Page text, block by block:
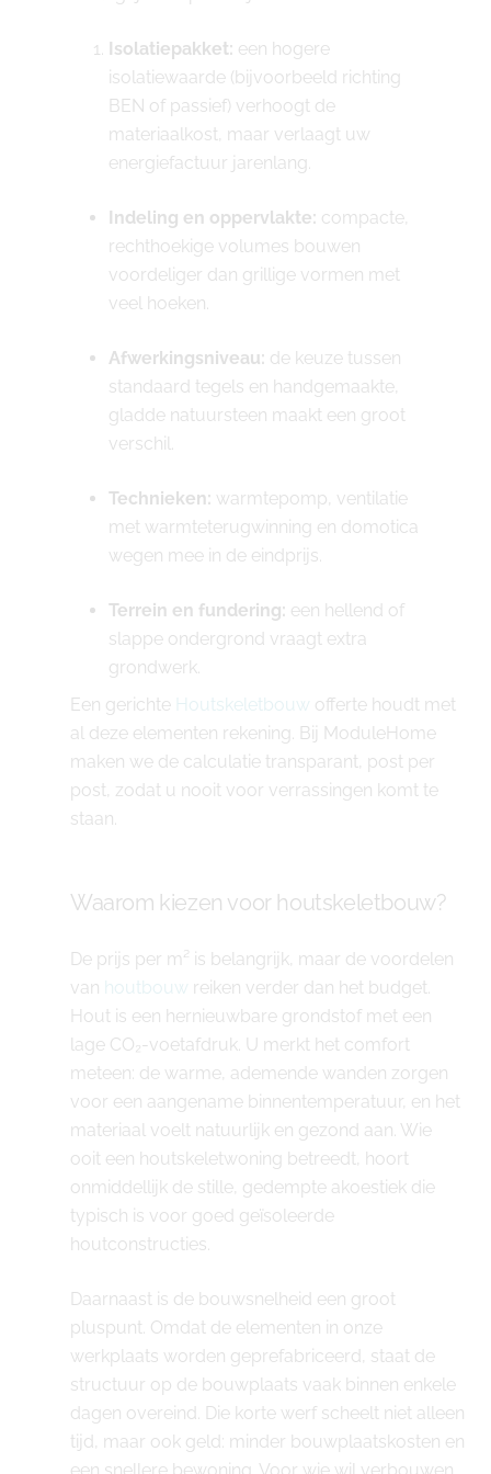
Isolatiepakket: een hogere
isolatiewaarde (bijvoorbeeld richting
BEN of passief) verhoogt de
materiaalkost, maar verlaagt uw
energiefactuur jarenlang.
Indeling en oppervlakte: compacte,
rechthoekige volumes bouwen
voordeliger dan grillige vormen met
veel hoeken.
Afwerkingsniveau: de keuze tussen
standaard tegels en handgemaakte,
gladde natuursteen maakt een groot
verschil.
Technieken: warmtepomp, ventilatie
met warmteterugwinning en domotica
wegen mee in de eindprijs.
Terrein en fundering: een hellend of
slappe ondergrond vraagt extra
grondwerk.
Een gerichte Houtskeletbouw offerte houdt met
al deze elementen rekening. Bij ModuleHome
maken we de calculatie transparant, post per
post, zodat u nooit voor verrassingen komt te
staan.
Waarom kiezen voor houtskeletbouw?
De prijs per m² is belangrijk, maar de voordelen
van houtbouw reiken verder dan het budget.
Hout is een hernieuwbare grondstof met een
lage CO₂-voetafdruk. U merkt het comfort
meteen: de warme, ademende wanden zorgen
voor een aangename binnentemperatuur, en het
materiaal voelt natuurlijk en gezond aan. Wie
ooit een houtskeletwoning betreedt, hoort
onmiddellijk de stille, gedempte akoestiek die
typisch is voor goed geïsoleerde
houtconstructies.
Daarnaast is de bouwsnelheid een groot
pluspunt. Omdat de elementen in onze
werkplaats worden geprefabriceerd, staat de
structuur op de bouwplaats vaak binnen enkele
dagen overeind. Die korte werf scheelt niet alleen
tijd, maar ook geld: minder bouwplaatskosten en